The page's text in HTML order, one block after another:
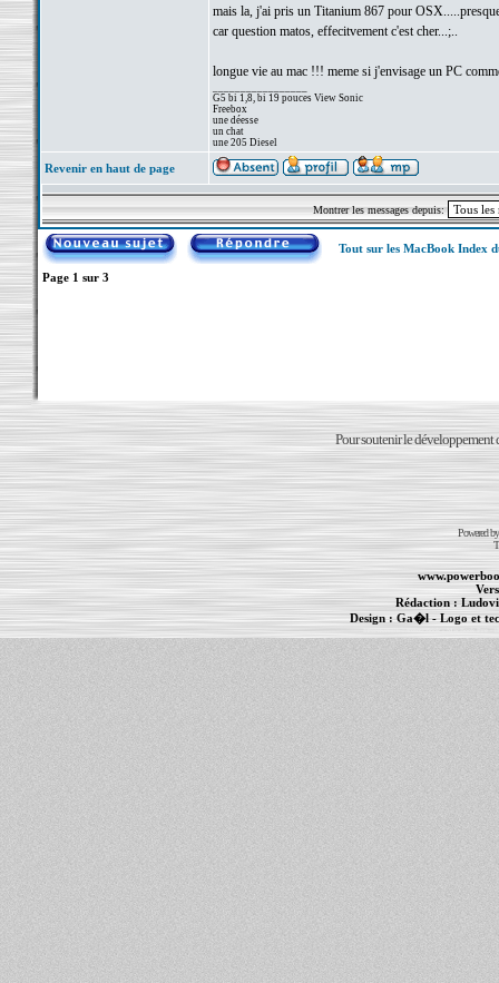
mais la, j'ai pris un Titanium 867 pour
car question matos, effecitvement c'est cher...;..
longue vie au mac !!! meme si j'envisage un PC
G5 bi 1,8, bi 19 pouces View Sonic
Freebox
une déesse
un chat
une 205 Diesel
Revenir en haut de page
Montrer les messages depuis:
Tout sur les MacBook Index
Page 1 sur 3
Pour soutenir le développement
Powered
Rédaction :
Design :Ga�l- Logo et